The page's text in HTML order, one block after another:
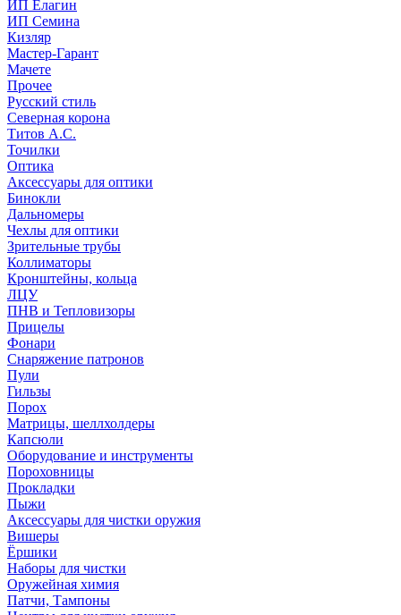
ИП Елагин
ИП Семина
Кизляр
Мастер-Гарант
Мачете
Прочее
Русский стиль
Северная корона
Титов А.С.
Точилки
Оптика
Аксессуары для оптики
Бинокли
Дальномеры
Чехлы для оптики
Зрительные трубы
Коллиматоры
Кронштейны, кольца
ЛЦУ
ПНВ и Тепловизоры
Прицелы
Фонари
Снаряжение патронов
Пули
Гильзы
Порох
Матрицы, шеллхолдеры
Капсюли
Оборудование и инструменты
Пороховницы
Прокладки
Пыжи
Аксессуары для чистки оружия
Вишеры
Ёршики
Наборы для чистки
Оружейная химия
Патчи, Тампоны